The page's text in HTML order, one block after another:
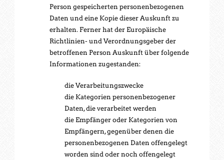
Person gespeicherten personenbezogenen
Daten und eine Kopie dieser Auskunft zu
erhalten. Ferner hat der Europäische
Richtlinien- und Verordnungsgeber der
betroffenen Person Auskunft über folgende
Informationen zugestanden:
die Verarbeitungszwecke
die Kategorien personenbezogener
Daten, die verarbeitet werden
die Empfänger oder Kategorien von
Empfängern, gegenüber denen die
personenbezogenen Daten offengelegt
worden sind oder noch offengelegt